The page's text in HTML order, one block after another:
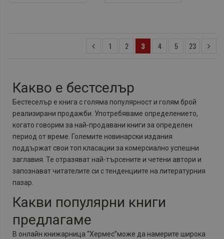
1 2 3 4 5 23
Какво е бестселър
Бестеселър е книга с голяма популярност и голям брой
реализирани продажби. Употребяваме определението,
когато говорим за най-продавани книги за определен
период от време. Големите новинарски издания
поддържат свои топ класации за комерсиално успешни
заглавия. Те отразяват най-търсените и четени автори и
запознават читателите си с тенденциите на литературния
пазар.
Какви популярни книги
предлагаме
В онлайн книжарница “Хермес”може да намерите широка